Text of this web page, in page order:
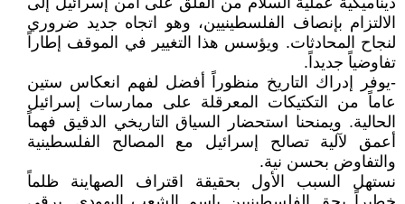
الالتزام بإنصاف الفلسطينيين، وهو اتجاه جديد ضروري
لنجاح المحادثات. ويؤسس هذا التغيير في الموقف إطاراً
تفاوضياً جديداً.
-يوفر إدراك التاريخ منظوراً أفضل لفهم انعكاس ستين
عاماً من التكتيكات المعرقلة على ممارسات إسرائيل
الحالية. ويمنحنا استحضار السياق التاريخي الدقيق فهماً
أعمق لآلية تصالح إسرائيل مع المصالح الفلسطينية
والتفاوض بحسن نية.
نستهل السبب الأول بحقيقة اقتراف الصهاينة ظلماً